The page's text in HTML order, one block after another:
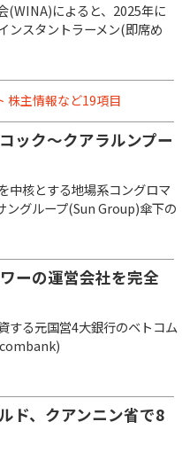
(WINA)によると、2025年に
ンスタントラーメン(即席め
株主情報など19項目
ック～クアラルンプー
中核とする地場系コングロマ
ングループ(Sun Group)傘下の
ーの運営会社を完全
する元国営4大銀行のベトコム
ド、クアンニン省で8